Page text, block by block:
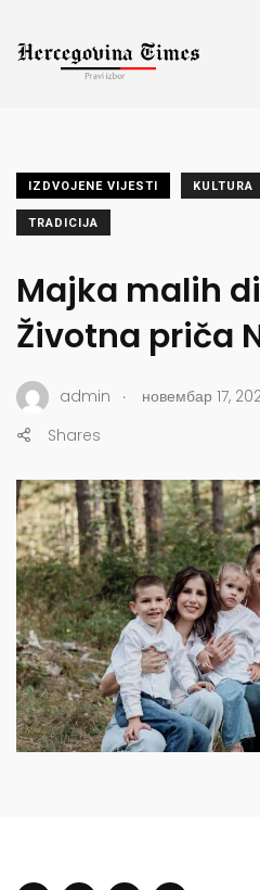
IZDVOJENE VIJESTI KULTURA
TRADICIJA
Majka malih
Životna priča
admin . новембар 17,
Shares